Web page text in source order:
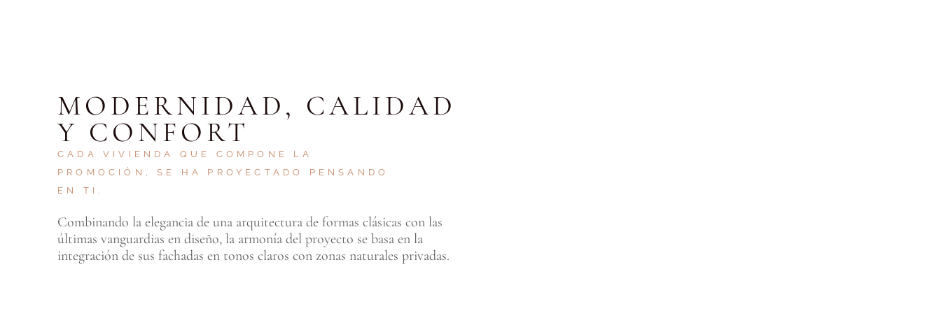
MODERNIDAD, CALIDAD
Y CONFORT
CADA VIVIENDA QUE COMPONE LA
PROMOCIÓN, SE HA PROYECTADO PENSANDO
EN TI.
Combinando la elegancia de una arquitectura de formas clásicas con las
últimas vanguardias en diseño, la armonía del proyecto se basa en la
integración de sus fachadas en tonos claros con zonas naturales privadas.